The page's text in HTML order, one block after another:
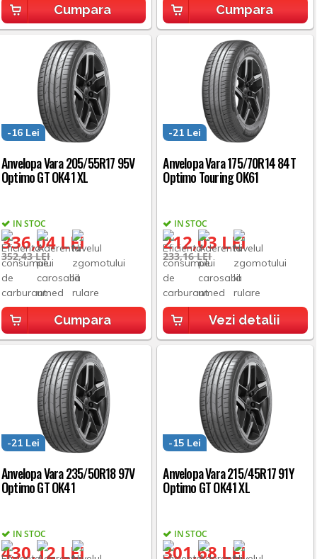
Cumpara Cumpara
Anvelopa Vara 205/55R17 95V
Optimo GT OK41 XL
IN STOC
336,04 LEI
-16 Lei
352,43 LEI
Cumpara
Anvelopa Vara 175/70R14 84T
Optimo Touring OK61
IN STOC
212,03 LEI
-21 Lei
233,16 LEI
Vezi detalii
Anvelopa Vara 235/50R18 97V
Optimo GT OK41
IN STOC
430,12 LEI
-21 Lei
Anvelopa Vara 215/45R17 91Y
Optimo GT OK41 XL
IN STOC
301,68 LEI
-15 Lei